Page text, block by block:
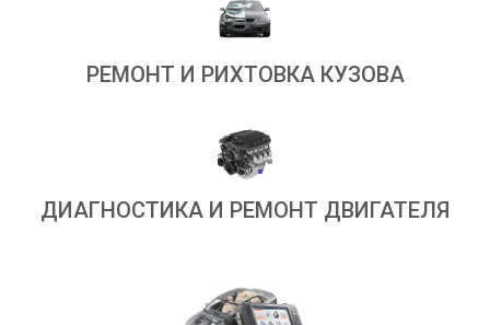
РЕМОНТ И РИХТОВКА КУЗОВА
ДИАГНОСТИКА И РЕМОНТ ДВИГАТЕЛЯ